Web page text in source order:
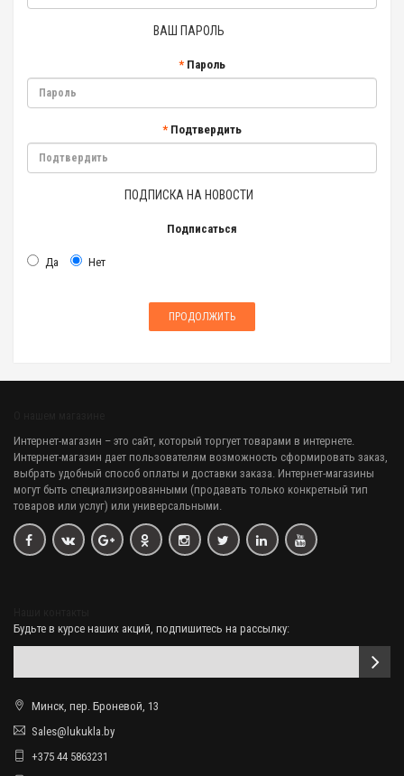
ВАШ ПАРОЛЬ
Пароль
Подтвердить
ПОДПИСКА НА НОВОСТИ
Подписаться
Да Нет
Интернет-магазин – это сайт, который торгует товарами в интернете.
Интернет-магазин дает пользователям возможность сформировать заказ,
выбрать удобный способ оплаты и доставки заказа. Интернет-магазины
могут быть специализированными (продавать только конкретный тип
товаров или услуг) или универсальными.
Будьте в курсе наших акций, подпишитесь на рассылку:
Минск, пер. Броневой, 13
Sales@lukukla.by
+375 44 5863231